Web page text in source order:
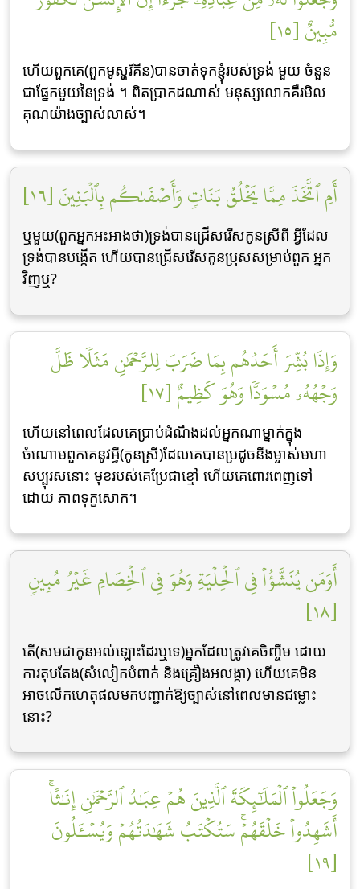
مُّبِينٌ [١٥]
ហើយពួកគេ(ពួកមូស្ហរីគីន)បានចាត់ទុកខ្ញុំរបស់ទ្រង់ មួយ ចំនួន
ជាផ្នែកមួយនៃទ្រង់ ។ ពិតប្រាកដណាស់ មនុស្សលោកគឺរមិល
គុណយ៉ាងច្បាស់លាស់។
أَمِ ٱتَّخَذَ مِمَّا يَخۡلُقُ بَنَاتٖ وَأَصۡفَىٰكُم بِٱلۡبَنِينَ [١٦]
ឬមួយ(ពួកអ្នកអះអាងថា)ទ្រង់បានជ្រើសរើសកូនស្រីពី អ្វីដែល
ទ្រង់បានបង្កើត ហើយបានជ្រើសរើសកូនប្រុសសម្រាប់ពួក អ្នក
វិញឬ?
وَإِذَا بُشِّرَ أَحَدُهُم بِمَا ضَرَبَ لِلرَّحۡمَٰنِ مَثَلٗا ظَلَّ
وَجۡهُهُۥ مُسۡوَدّٗا وَهُوَ كَظِيمٌ [١٧]
ហើយនៅពេលដែលគេប្រាប់ដំណឹងដល់អ្នកណាម្នាក់ក្នុង
ចំណោមពួកគេនូវអ្វី(កូនស្រី)ដែលគេបានប្រដូចនឹងម្ចាស់មហា
សប្បុរសនោះ មុខរបស់គេប្រែជាខ្មៅ ហើយគេពោរពេញទៅ
ដោយ ភាពទុក្ខសោក។
أَوَمَن يُنَشَّؤُاْ فِي ٱلۡحِلۡيَةِ وَهُوَ فِي ٱلۡخِصَامِ غَيۡرُ مُبِينٖ
[١٨]
តើ(សមជាកូនអល់ឡោះដែរឬទេ)អ្នកដែលត្រូវគេចិញ្ចឹម ដោយ
ការតុបតែង(សំលៀកបំពាក់ និងគ្រឿងអលង្កា) ហើយគេមិន
អាចលើកហេតុផលមកបញ្ជាក់ឱ្យច្បាស់នៅពេលមានជម្លោះ
នោះ?
وَجَعَلُواْ ٱلۡمَلَٰٓئِكَةَ ٱلَّذِينَ هُمۡ عِبَٰدُ ٱلرَّحۡمَٰنِ إِنَٰثًاۚ
أَشَهِدُواْ خَلۡقَهُمۡۚ سَتُكۡتَبُ شَهَٰدَتُهُمۡ وَيُسۡـَٔلُونَ
[١٩]